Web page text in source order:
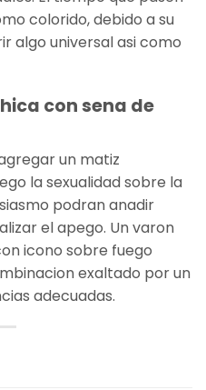
colorido, debido a su
algo universal asi­ como
con sena de
un matiz
la sexualidad sobre la
podran anadir
el apego. Un varon
icono sobre fuego
exaltado por un
adecuadas.